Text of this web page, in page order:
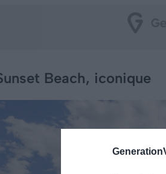
Beach, iconique